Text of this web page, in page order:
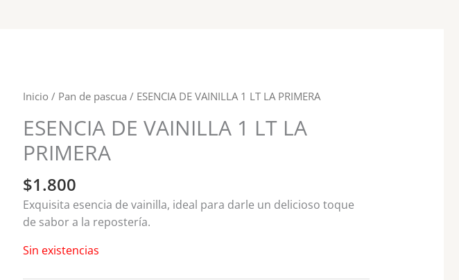
Inicio / Pan de pascua / ESENCIA DE VAINILLA 1 LT LA PRIMERA
ESENCIA DE VAINILLA 1 LT LA
PRIMERA
$1.800
Exquisita esencia de vainilla, ideal para darle un delicioso toque
de sabor a la repostería.
Sin existencias